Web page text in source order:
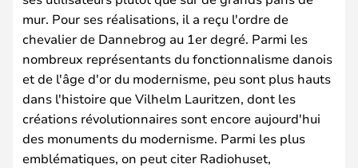
mur. Pour ses réalisations, il a reçu l'ordre de
chevalier de Dannebrog au 1er degré. Parmi les
nombreux représentants du fonctionnalisme danois
et de l'âge d'or du modernisme, peu sont plus hauts
dans l'histoire que Vilhelm Lauritzen, dont les
créations révolutionnaires sont encore aujourd'hui
des monuments du modernisme. Parmi les plus
emblématiques, on peut citer Radiohuset,